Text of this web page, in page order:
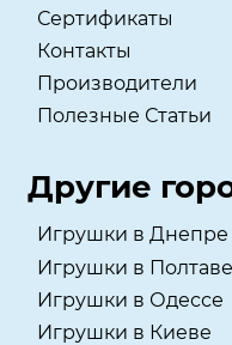
Сертификаты
Контакты
Производители
Полезные Статьи
Другие
Игрушки в Днепре
Игрушки в Полтаве
Игрушки в Одессе
Игрушки в Киеве